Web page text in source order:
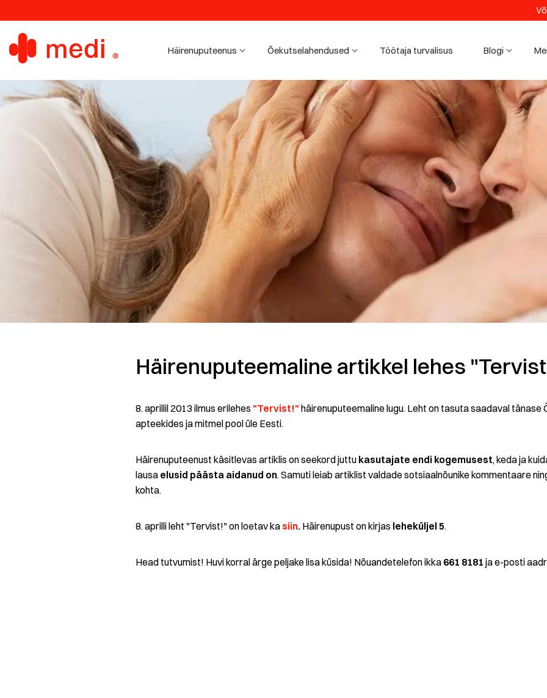
Häirenuputeenus Õekutselahendused Töötaja turvalisus Blogi
Häirenuputeemaline artikkel lehes
8. aprillil 2013 ilmus erilehes "Tervist!" häirenuputeemaline lugu. Leht on tasuta saadaval tänase
apteekides ja mitmel pool üle Eesti.
Häirenuputeenust käsitlevas artiklis on seekord juttu kasutajate endi kogemusest, keda ja
lausa elusid päästa aidanud on. Samuti leiab artiklist valdade sotsiaalnõunike kommentaare
kohta.
8. aprilli leht "Tervist!" on loetav ka siin. Häirenupust on kirjas leheküljel 5.
Head tutvumist! Huvi korral ärge peljake lisa küsida! Nõuandetelefon ikka 661 8181 ja e-posti